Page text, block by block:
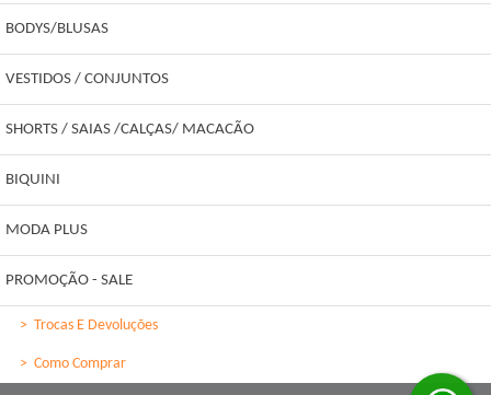
BODYS/BLUSAS
VESTIDOS / CONJUNTOS
SHORTS / SAIAS /CALÇAS/ MACACÃO
BIQUINI
MODA PLUS
PROMOÇÃO - SALE
> Trocas E Devoluções
> Como Comprar